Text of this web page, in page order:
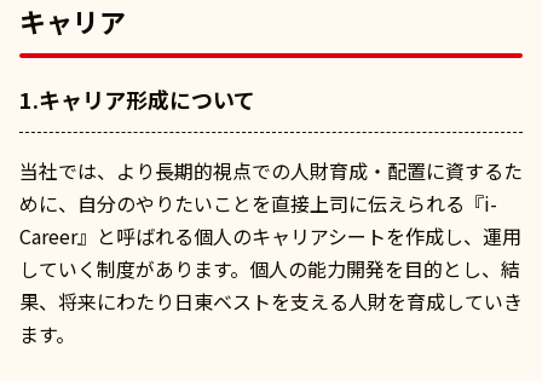
キャリア
1.キャリア形成について
当社では、より長期的視点での人財育成・配置に資するた
めに、自分のやりたいことを直接上司に伝えられる『i-
Career』と呼ばれる個人のキャリアシートを作成し、運用
していく制度があります。個人の能力開発を目的とし、結
果、将来にわたり日東ベストを支える人財を育成していき
ます。